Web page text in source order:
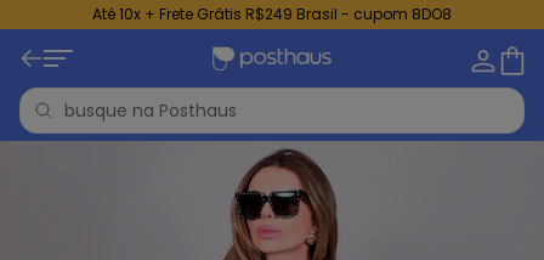
Até 10x + Frete Grátis R$249 Brasil - cupom 8DO8